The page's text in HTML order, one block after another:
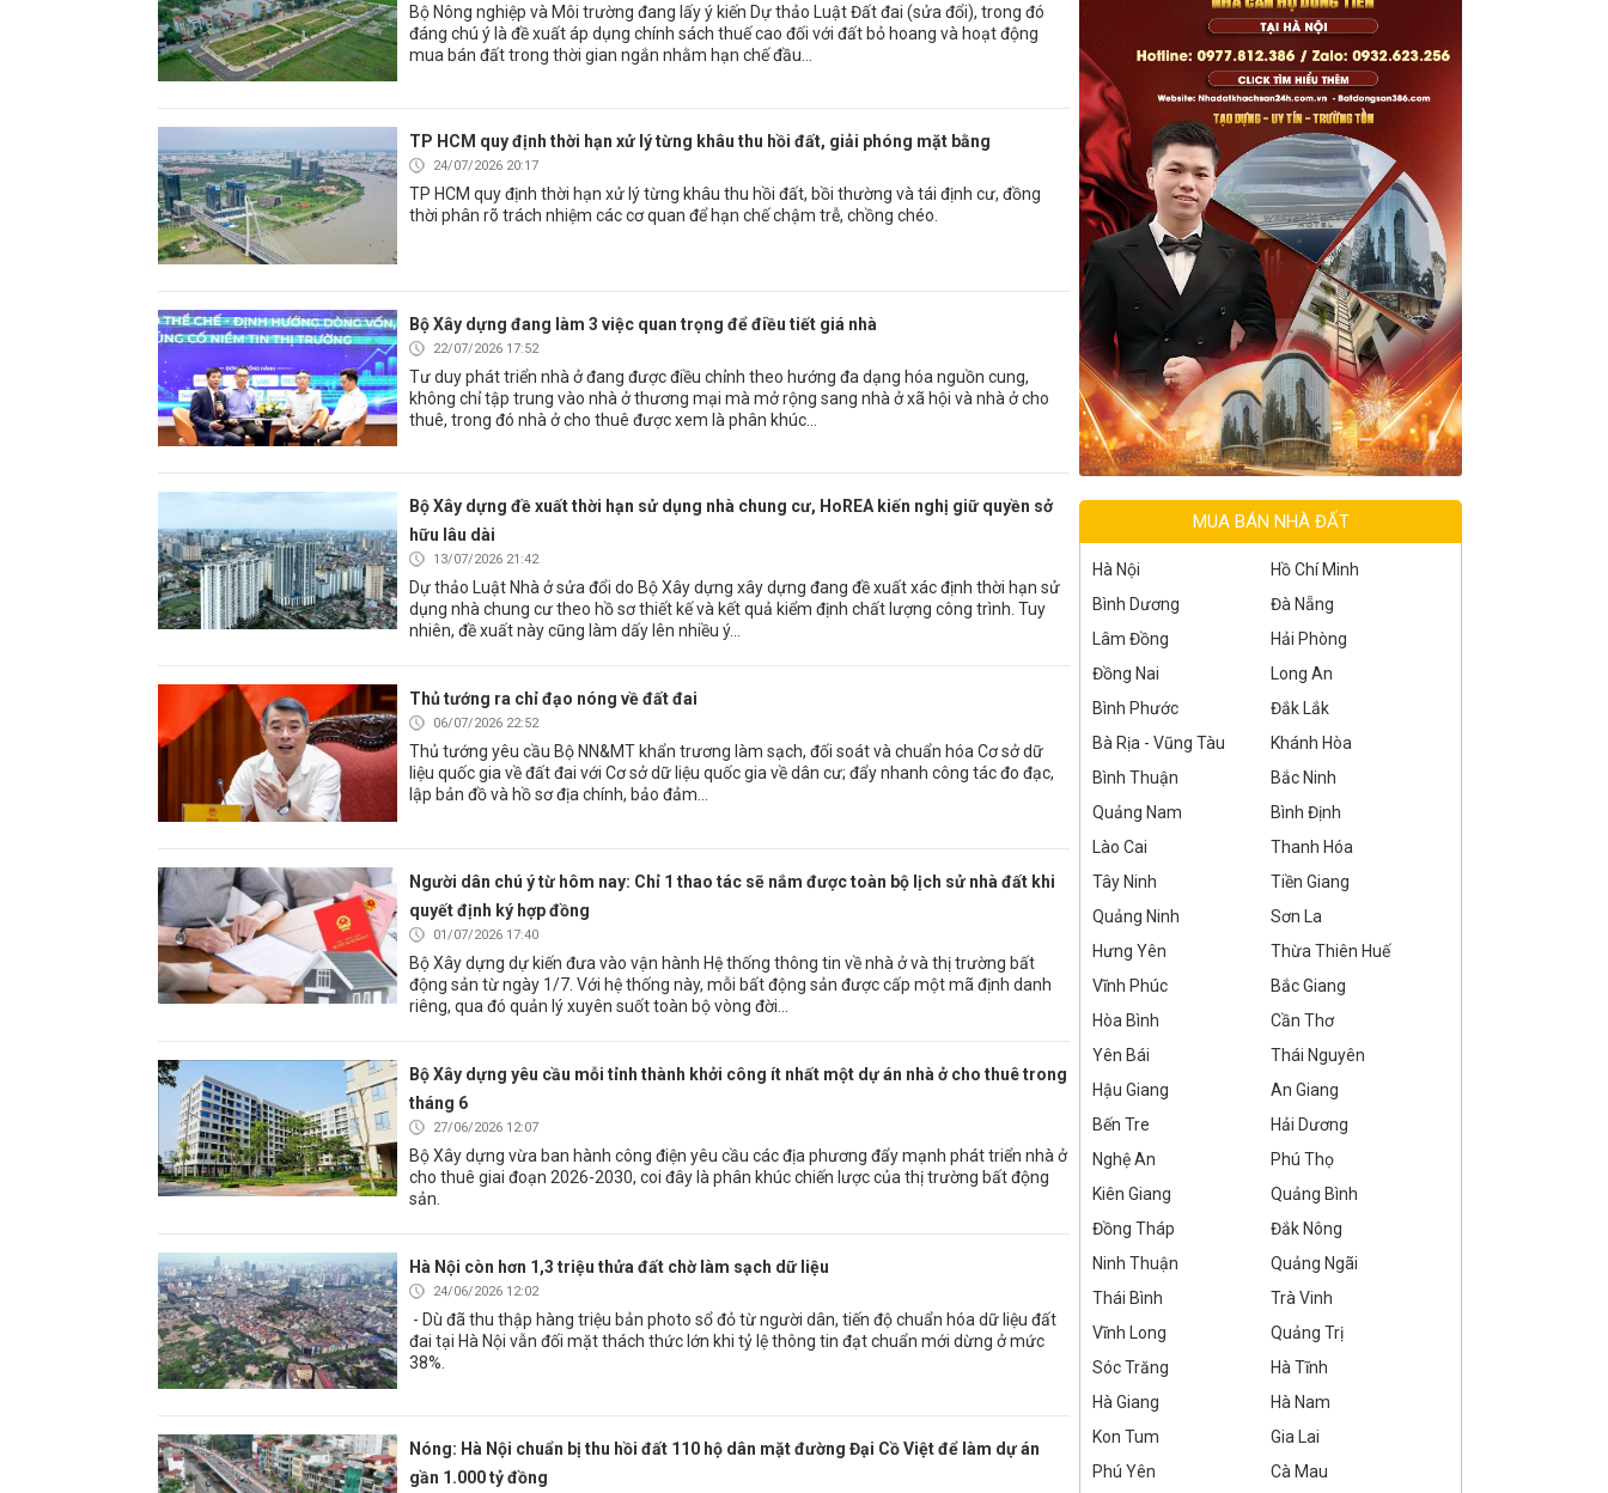
Bộ Nông nghiệp và Môi trường đang lấy ý kiến Dự thảo Luật Đất đai (sửa đổi), trong đó
đáng chú ý là đề xuất áp dụng chính sách thuế cao đối với đất bỏ hoang và hoạt động
mua bán đất trong thời gian ngắn nhằm hạn chế đầu...
TP HCM quy định thời hạn xử lý từng khâu thu hồi đất, giải phóng mặt bằng
24/07/2026 20:17
TP HCM quy định thời hạn xử lý từng khâu thu hồi đất, bồi thường và tái định cư, đồng
thời phân rõ trách nhiệm các cơ quan để hạn chế chậm trễ, chồng chéo.
Bộ Xây dựng đang làm 3 việc quan trọng để điều tiết giá nhà
22/07/2026 17:52
Tư duy phát triển nhà ở đang được điều chỉnh theo hướng đa dạng hóa nguồn cung,
không chỉ tập trung vào nhà ở thương mại mà mở rộng sang nhà ở xã hội và nhà ở cho
thuê, trong đó nhà ở cho thuê được xem là phân khúc...
Bộ Xây dựng đề xuất thời hạn sử dụng nhà chung cư, HoREA kiến nghị giữ quyền sở
hữu lâu dài
13/07/2026 21:42
Dự thảo Luật Nhà ở sửa đổi do Bộ Xây dựng xây dựng đang đề xuất xác định thời hạn sử
dụng nhà chung cư theo hồ sơ thiết kế và kết quả kiểm định chất lượng công trình. Tuy
nhiên, đề xuất này cũng làm dấy lên nhiều ý...
Thủ tướng ra chỉ đạo nóng về đất đai
06/07/2026 22:52
Thủ tướng yêu cầu Bộ NN&MT khẩn trương làm sạch, đối soát và chuẩn hóa Cơ sở dữ
liệu quốc gia về đất đai với Cơ sở dữ liệu quốc gia về dân cư; đẩy nhanh công tác đo đạc,
lập bản đồ và hồ sơ địa chính, bảo đảm...
Người dân chú ý từ hôm nay: Chỉ 1 thao tác sẽ nắm được toàn bộ lịch sử nhà đất khi
quyết định ký hợp đồng
01/07/2026 17:40
Bộ Xây dựng dự kiến đưa vào vận hành Hệ thống thông tin về nhà ở và thị trường bất
động sản từ ngày 1/7. Với hệ thống này, mỗi bất động sản được cấp một mã định danh
riêng, qua đó quản lý xuyên suốt toàn bộ vòng đời...
Bộ Xây dựng yêu cầu mỗi tỉnh thành khởi công ít nhất một dự án nhà ở cho thuê trong
tháng 6
27/06/2026 12:07
Bộ Xây dựng vừa ban hành công điện yêu cầu các địa phương đẩy mạnh phát triển nhà ở
cho thuê giai đoạn 2026-2030, coi đây là phân khúc chiến lược của thị trường bất động
sản.
Hà Nội còn hơn 1,3 triệu thửa đất chờ làm sạch dữ liệu
24/06/2026 12:02
- Dù đã thu thập hàng triệu bản photo sổ đỏ từ người dân, tiến độ chuẩn hóa dữ liệu đất
đai tại Hà Nội vẫn đối mặt thách thức lớn khi tỷ lệ thông tin đạt chuẩn mới dừng ở mức
38%.
Nóng: Hà Nội chuẩn bị thu hồi đất 110 hộ dân mặt đường Đại Cồ Việt để làm dự án
gần 1.000 tỷ đồng
MUA BÁN NHÀ ĐẤT
Hà Nội
Hồ Chí Minh
Bình Dương
Đà Nẵng
Lâm Đồng
Hải Phòng
Đồng Nai
Long An
Bình Phước
Đắk Lắk
Bà Rịa - Vũng Tàu
Khánh Hòa
Bình Thuận
Bắc Ninh
Quảng Nam
Bình Định
Lào Cai
Thanh Hóa
Tây Ninh
Tiền Giang
Quảng Ninh
Sơn La
Hưng Yên
Thừa Thiên Huế
Vĩnh Phúc
Bắc Giang
Hòa Bình
Cần Thơ
Yên Bái
Thái Nguyên
Hậu Giang
An Giang
Bến Tre
Hải Dương
Nghệ An
Phú Thọ
Kiên Giang
Quảng Bình
Đồng Tháp
Đắk Nông
Ninh Thuận
Quảng Ngãi
Thái Bình
Trà Vinh
Vĩnh Long
Quảng Trị
Sóc Trăng
Hà Tĩnh
Hà Giang
Hà Nam
Kon Tum
Gia Lai
Phú Yên
Cà Mau